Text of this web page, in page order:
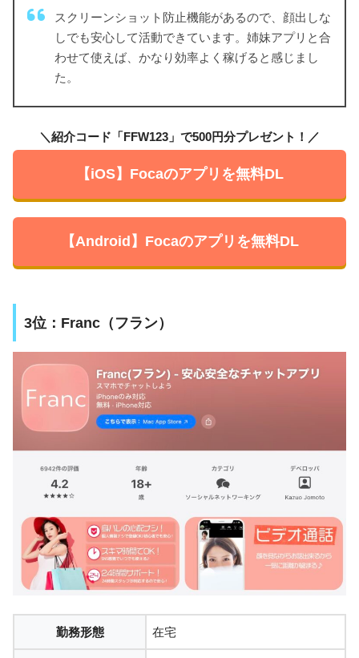
スクリーンショット防止機能があるので、顔出しな
しでも安心して活動できています。姉妹アプリと合
わせて使えば、かなり効率よく稼げると感じまし
た。
＼紹介コード「FFW123」で500円分プレゼント！／
【iOS】Focaのアプリを無料DL
【Android】Focaのアプリを無料DL
3位：Franc（フラン）
勤務形態 在宅